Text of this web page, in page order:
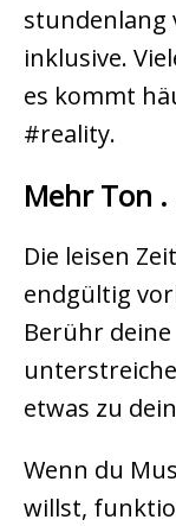
stundenlang
inklusive.
es kommt
#reality.
Mehr Ton .
Die leisen
endgültig
Berühr
etwas zu
Wenn du
willst,